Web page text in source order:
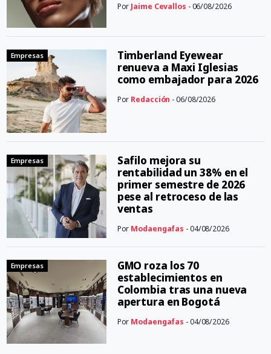
Por Jaime Cevallos - 06/08/2026
Empresas
Timberland Eyewear
renueva a Maxi Iglesias
como embajador para 2026
Por Redacción - 06/08/2026
Empresas
Safilo mejora su
rentabilidad un 38% en el
primer semestre de 2026
pese al retroceso de las
ventas
Por Modaengafas - 04/08/2026
Empresas
GMO roza los 70
establecimientos en
Colombia tras una nueva
apertura en Bogotá
Por Modaengafas - 04/08/2026